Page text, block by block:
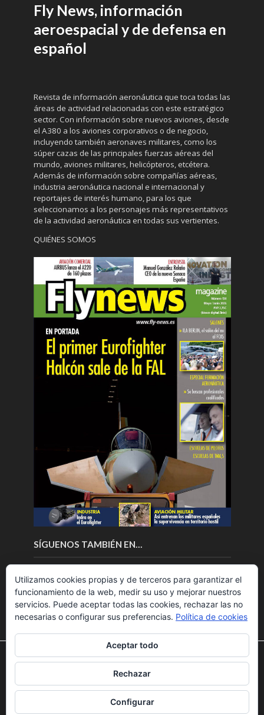
Fly News, información
aeroespacial y de defensa en
español
Revista de información aeronáutica que toca todas las
áreas de actividad relacionadas con este estratégico
sector. Con información sobre nuevos aviones, desde
el A380 a los aviones corporativos o de negocio,
incluyendo también aeronaves militares, como los
súper cazas de las principales fuerzas aéreas del
mundo, aviones militares, helicópteros, etcétera.
Además de información sobre compañías aéreas,
industria aeronáutica nacional e internacional y
reportajes de interés humano, para los que
seleccionamos a los personajes más representativos
de la actividad aeronáutica en todas sus vertientes.
QUIÉNES SOMOS
SÍGUENOS TAMBIÉN EN…
Copyright © 2018.Fly News.Noticias aerospacial
UAS aviación comercial
Utilizamos cookies para ofrecerte la mejor experiencia en
nuestra web.
Puedes aprender más sobre qué cookies utilizamos o
desactivarlas en losajustes.
Utilizamos cookies propias y de terceros para garantizar el
funcionamiento de la web, medir su uso y mejorar nuestros
servicios. Puede aceptar todas las cookies, rechazar las no
necesarias o configurar sus preferencias. Política de cookies
Aceptar todo
Rechazar
Configurar